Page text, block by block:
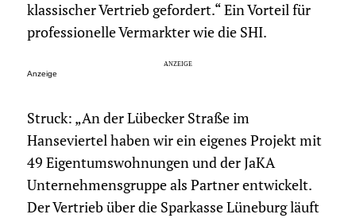
klassischer Vertrieb gefordert.“ Ein Vorteil für
professionelle Vermarkter wie die SHI.
Anzeige
Struck: „An der Lübecker Straße im
Hanseviertel haben wir ein eigenes Projekt mit
49 Eigentumswohnungen und der JaKA
Unternehmensgruppe als Partner entwickelt.
Der Vertrieb über die Sparkasse Lüneburg läuft